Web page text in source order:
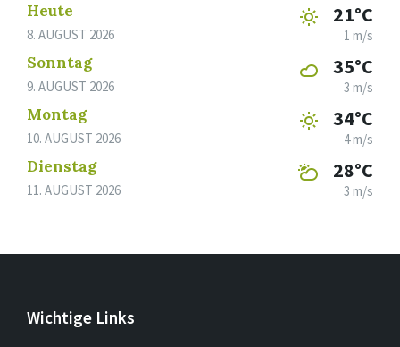
Heute
8. AUGUST 2026
21°C
1 m/s
Sonntag
9. AUGUST 2026
35°C
3 m/s
Montag
10. AUGUST 2026
34°C
4 m/s
Dienstag
11. AUGUST 2026
28°C
3 m/s
Wichtige Links